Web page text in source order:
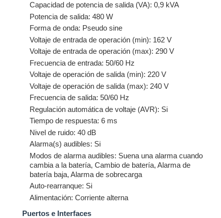
Capacidad de potencia de salida (VA): 0,9 kVA
Potencia de salida: 480 W
Forma de onda: Pseudo sine
Voltaje de entrada de operación (min): 162 V
Voltaje de entrada de operación (max): 290 V
Frecuencia de entrada: 50/60 Hz
Voltaje de operación de salida (min): 220 V
Voltaje de operación de salida (max): 240 V
Frecuencia de salida: 50/60 Hz
Regulación automática de voltaje (AVR): Si
Tiempo de respuesta: 6 ms
Nivel de ruido: 40 dB
Alarma(s) audibles: Si
Modos de alarma audibles: Suena una alarma cuando
cambia a la batería, Cambio de batería, Alarma de
batería baja, Alarma de sobrecarga
Auto-rearranque: Si
Alimentación: Corriente alterna
Puertos e Interfaces